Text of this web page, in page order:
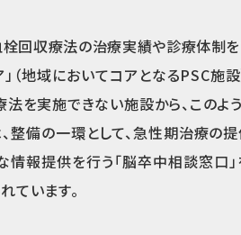
回収療法の治療実績や診療体制を
（地域においてコアとなるPSC施
法を実施できない施設から、この
備の一環として、急性期治療の提
報提供を行う「脳卒中相談窓口」
ています。